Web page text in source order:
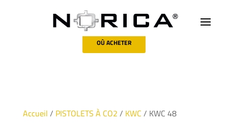
OÙ ACHETER
Accueil / PISTOLETS À CO2 / KWC / KWC 48